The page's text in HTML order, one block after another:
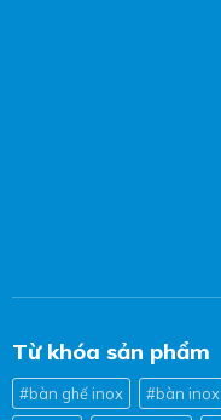
Từ khóa sản phẩm
#bàn ghế inox #bàn inox